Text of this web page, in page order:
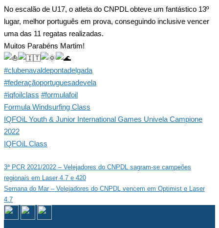
No escalão de U17, o atleta do CNPDL obteve um fantástico 13º
lugar, melhor português em prova, conseguindo inclusive vencer
uma das 11 regatas realizadas.
Muitos Parabéns Martim!
#clubenavaldepontadelgada
#federaçãoportuguesadevela
#iqfoilclass #formulafoil
Formula Windsurfing Class
IQFOiL Youth & Junior International Games Univela Campione
2022
IQFOiL Class
Navegação
de
artigos
3ª PCR 2021/2022 – Velejadores do CNPDL sagram-se campeões
regionais em Laser 4.7 e 420
Semana do Mar – Velejadores do CNPDL vencem em Optimist e Laser
4.7